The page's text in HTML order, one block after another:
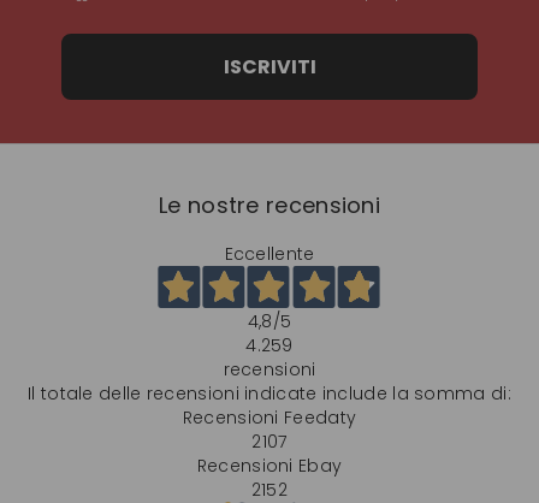
ISCRIVITI
Le nostre recensioni
Eccellente
4,8/5
4.259
recensioni
Il totale delle recensioni indicate include la somma di:
Recensioni Feedaty
2107
Recensioni Ebay
2152